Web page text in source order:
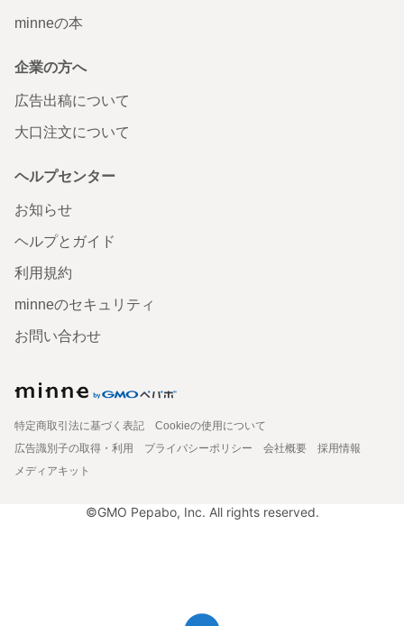
minneの本
企業の方へ
広告出稿について
大口注文について
ヘルプセンター
お知らせ
ヘルプとガイド
利用規約
minneのセキュリティ
お問い合わせ
特定商取引法に基づく表記
Cookieの使用について
広告識別子の取得・利用
プライバシーポリシー 会社概要
採用情報
メディアキット
©GMO Pepabo, Inc. All rights reserved.